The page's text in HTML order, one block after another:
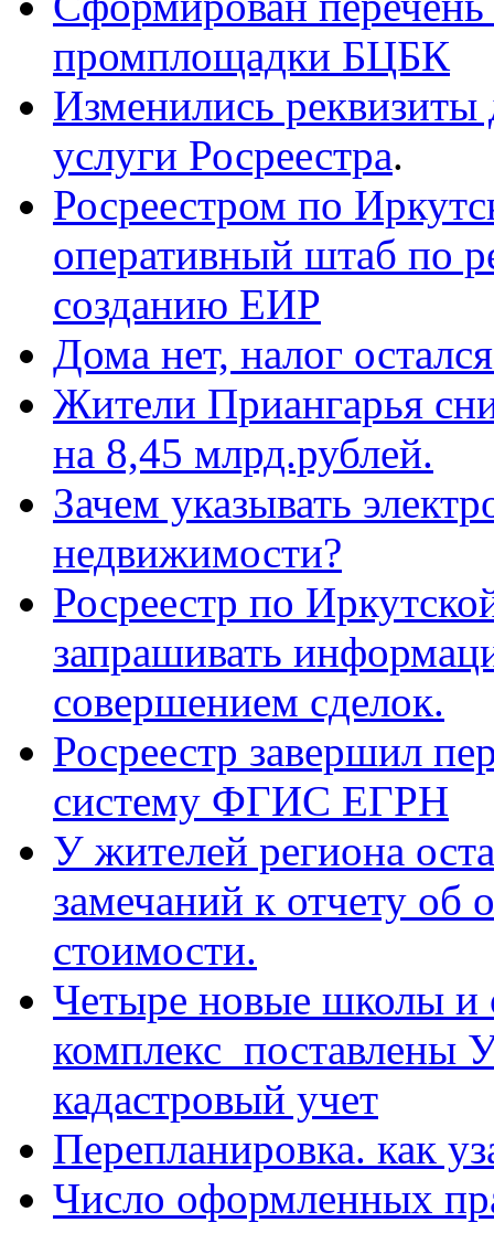
промплощадки БЦБК
Изменились
услуги Росреестра.
Росреестром по
оперативный штаб по
созданию ЕИР
Дома нет, налог
Жители Приангарья
на 8,45 млрд.рублей.
Зачем указывать
недвижимости?
Росреестр по
запрашивать
совершением сделок.
Росреестр завершил
систему ФГИС ЕГРН
У жителей региона
замечаний к отчету об
стоимости.
Четыре новые школы и
комплекс поставлены
кадастровый учет
Перепланировка. как
Число оформленных